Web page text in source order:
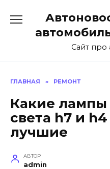
содержанию
Сайт про
ГЛАВНАЯ » РЕМОНТ
Какие
света h7 и
лучшие
АВТОР
admin